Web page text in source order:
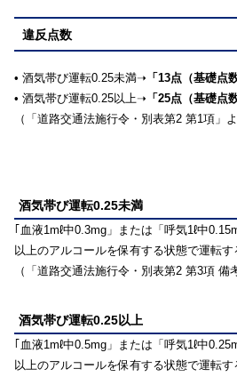
違反点数
• 酒気帯び運転0.25未満➝ 「13点（基礎点
• 酒気帯び運転0.25以上➝ 「25点（基礎点
（「道路交通法施行令・別表第2 第1項」よ
酒気帯び運転0.25未満
｢血液1mℓ中0.3mg」または「呼気1ℓ中
以上のアルコールを保有する状態で運転す
（「道路交通法施行令・別表第2 第3項 備
酒気帯び運転0.25以上
｢血液1mℓ中0.5mg」または「呼気1ℓ中
以上のアルコールを保有する状態で運転す